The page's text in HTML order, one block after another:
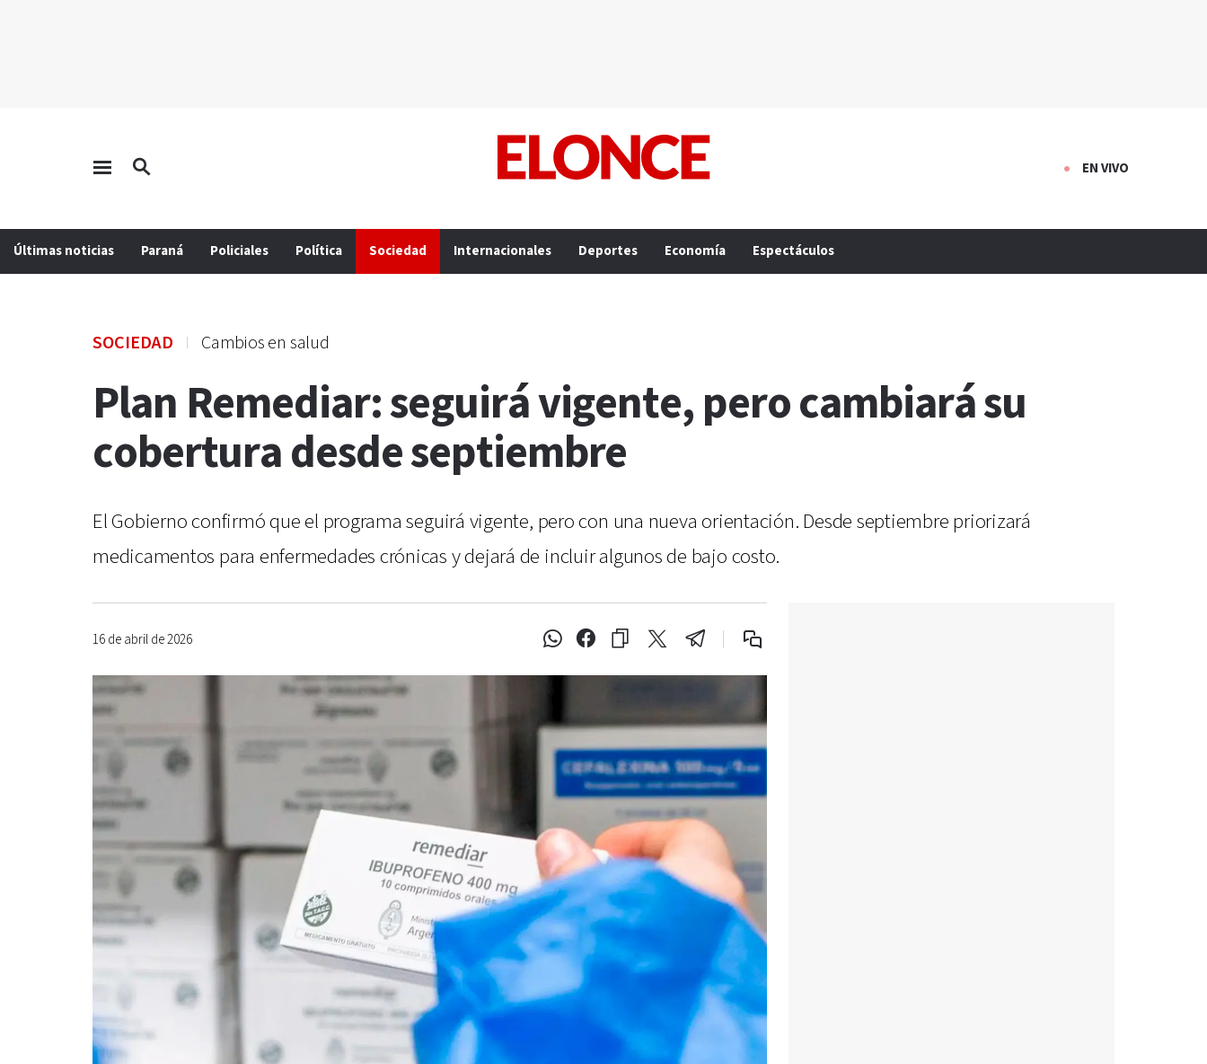
EN VIVO
Últimas noticias Paraná Policiales Política Sociedad Internacionales Deportes Economía Espectáculos
SOCIEDAD Cambios en salud
Plan Remediar: seguirá vigente, pero cambiará su
cobertura desde septiembre
El Gobierno confirmó que el programa seguirá vigente, pero con una nueva orientación. Desde septiembre priorizará
medicamentos para enfermedades crónicas y dejará de incluir algunos de bajo costo.
16 de abril de 2026